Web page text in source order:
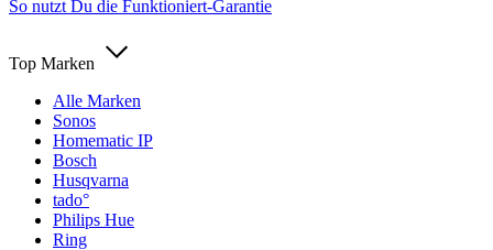
So nutzt Du die Funktioniert-Garantie
Top Marken
Alle Marken
Sonos
Homematic IP
Bosch
Husqvarna
tado°
Philips Hue
Ring